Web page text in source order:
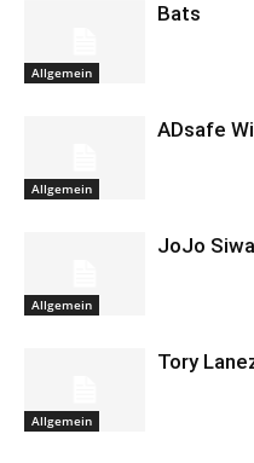
Allgemein
Bats
Allgemein
ADsafe
Allgemein
JoJo
Allgemein
Tory